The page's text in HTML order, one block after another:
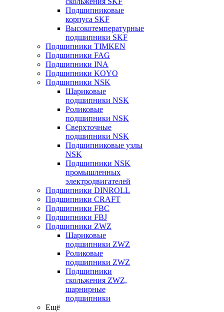
Подшипниковые
корпуса SKF
Высокотемпературные
подшипники SKF
Подшипники TIMKEN
Подшипники FAG
Подшипники INA
Подшипники KOYO
Подшипники NSK
Шариковые
подшипники NSK
Роликовые
подшипники NSK
Сверхточные
подшипники NSK
Подшипниковые узлы
NSK
Подшипники NSK
промышленных
электродвигателей
Подшипники DINROLL
Подшипники CRAFT
Подшипники FBC
Подшипники FBJ
Подшипники ZWZ
Шариковые
подшипники ZWZ
Роликовые
подшипники ZWZ
Подшипники
скольжения ZWZ,
шарнирные
подшипники
Ещё